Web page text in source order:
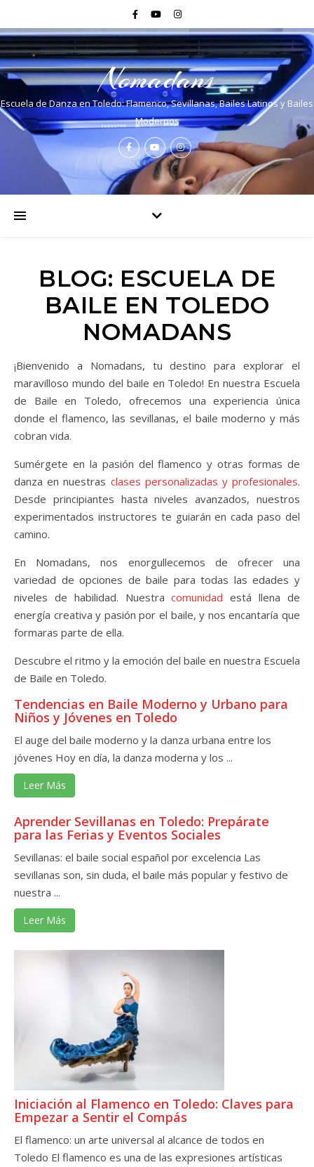
Nomadans
Escuela de Danza en Toledo: Flamenco, Sevillanas, Bailes Latinos y Bailes
Modernos
BLOG: ESCUELA DE
BAILE EN TOLEDO
NOMADANS
¡Bienvenido a Nomadans, tu destino para explorar el
maravilloso mundo del baile en Toledo! En nuestra Escuela
de Baile en Toledo, ofrecemos una experiencia única
donde el flamenco, las sevillanas, el baile moderno y más
cobran vida.
Sumérgete en la pasión del flamenco y otras formas de
danza en nuestras clases personalizadas y profesionales.
Desde principiantes hasta niveles avanzados, nuestros
experimentados instructores te guiarán en cada paso del
camino.
En Nomadans, nos enorgullecemos de ofrecer una
variedad de opciones de baile para todas las edades y
niveles de habilidad. Nuestracomunidad está llena de
energía creativa y pasión por el baile, y nos encantaría que
formaras parte de ella.
Descubre el ritmo y la emoción del baile en nuestra Escuela
de Baile en Toledo.
Tendencias en Baile Moderno y Urbano para
Niños y Jóvenes en Toledo
El auge del baile moderno y la danza urbana entre los
jóvenes Hoy en día, la danza moderna y los ...
Leer Más
Aprender Sevillanas en Toledo: Prepárate
para las Ferias y Eventos Sociales
Sevillanas: el baile social español por excelencia Las
sevillanas son, sin duda, el baile más popular y festivo de
nuestra ...
Leer Más
Iniciación al Flamenco en Toledo: Claves para
Empezar a Sentir el Compás
El flamenco: un arte universal al alcance de todos en
Toledo El flamenco es una de las expresiones artísticas